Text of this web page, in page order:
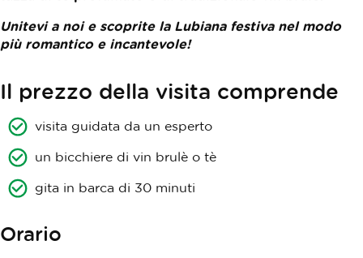
Unitevi a noi e scoprite la Lubiana festiva nel modo
più romantico e incantevole!
Il prezzo della visita comprende
visita guidata da un esperto
un bicchiere di vin brulè o tè
gita in barca di 30 minuti
Orario